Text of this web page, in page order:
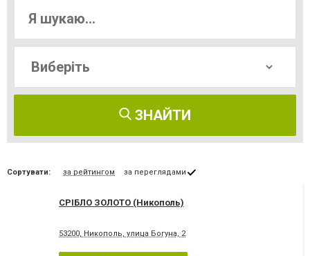
ЗНАЙТИ
Сортувати: за рейтингом за переглядами
СРІБЛО ЗОЛОТО (Никополь)
53200, Никополь, улица Богуна, 2